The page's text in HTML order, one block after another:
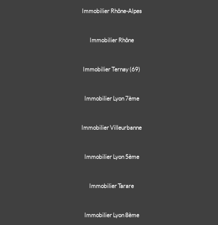
Immobilier Rhône-Alpes
Immobilier Rhône
Immobilier Ternay (69)
Immobilier Lyon 7ème
Immobilier Villeurbanne
Immobilier Lyon 5ème
Immobilier Tarare
Immobilier Lyon 8ème